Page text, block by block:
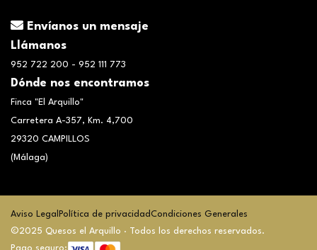
Envíanos un mensaje
Llámanos
952 722 200 - 952 111 773
Dónde nos encontramos
Finca "El Arquillo"
Carretera A-357, Km. 4,700
29320 CAMPILLOS
(Málaga)
Aviso Legal Política de privacidadCondiciones Generales
©2025 Quesos el Arquillo · Todos los derechos reservados.